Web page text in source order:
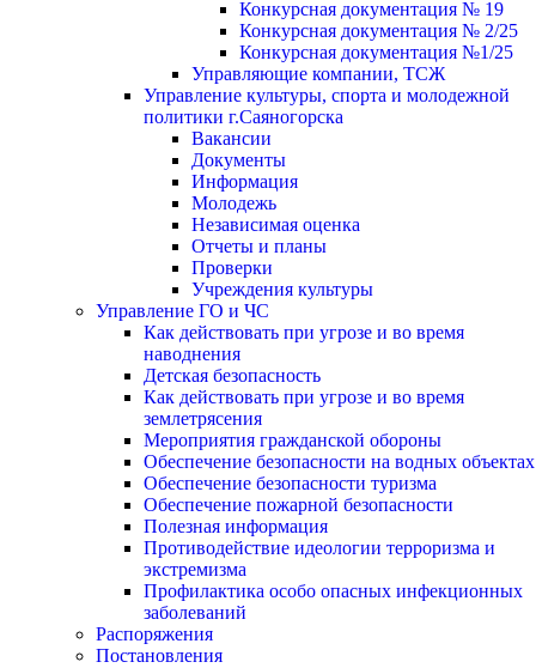
Конкурсная документация № 19
Конкурсная документация № 2/25
Конкурсная документация №1/25
Управляющие компании, ТСЖ
Управление культуры, спорта и молодежной
политики г.Саяногорска
Вакансии
Документы
Информация
Молодежь
Независимая оценка
Отчеты и планы
Проверки
Учреждения культуры
Управление ГО и ЧС
Как действовать при угрозе и во время
наводнения
Детская безопасность
Как действовать при угрозе и во время
землетрясения
Мероприятия гражданской обороны
Обеспечение безопасности на водных объектах
Обеспечение безопасности туризма
Обеспечение пожарной безопасности
Полезная информация
Противодействие идеологии терроризма и
экстремизма
Профилактика особо опасных инфекционных
заболеваний
Распоряжения
Постановления